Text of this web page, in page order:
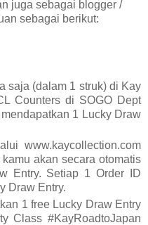
juga sebagai blogger /
sebagai berikut:
saja (dalam 1 struk) di Kay
Counters di SOGO Dept
1 Lucky Draw
www.kaycollection.com
akan secara otomatis
Entry. Setiap 1 Order ID
Draw Entry.
1 free Lucky Draw Entry
Class #KayRoadtoJapan